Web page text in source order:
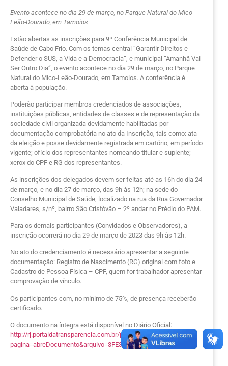
Evento acontece no dia 29 de março, no Parque Natural do Mico-
Leão-Dourado, em Tamoios
Estão abertas as inscrições para 9ª Conferência Municipal de
Saúde de Cabo Frio. Com os temas central “Garantir Direitos e
Defender o SUS, a Vida e a Democracia”, e municipal “Amanhã Vai
Ser Outro Dia”, o evento acontece no dia 29 de março, no Parque
Natural do Mico-Leão-Dourado, em Tamoios. A conferência é
aberta à população.
Poderão participar membros credenciados de associações,
instituições públicas, entidades de classes e de representação da
sociedade civil organizada devidamente habilitadas por
documentação comprobatória no ato da Inscrição, tais como: ata
da eleição e posse devidamente registrada em cartório, em período
vigente; ofício dos representantes nomeando titular e suplente;
xerox do CPF e RG dos representantes.
As inscrições dos delegados devem ser feitas até as 16h do dia 24
de março, e no dia 27 de março, das 9h às 12h; na sede do
Conselho Municipal de Saúde, localizado na rua da Rua Governador
Valadares, s/nº, bairro São Cristóvão – 2º andar no Prédio do PAM.
Para os demais participantes (Convidados e Observadores), a
inscrição ocorrerá no dia 29 de março de 2023 das 9h às 12h.
No ato do credenciamento é necessário apresentar a seguinte
documentação: Registro de Nascimento (RG) original com foto e
Cadastro de Pessoa Física – CPF, quem for trabalhador apresentar
comprovação de vínculo.
Os participantes com, no mínimo de 75%, de presença receberão
certificado.
O documento na íntegra está disponível no Diário Oficial:
http://rj.portaldatransparencia.com.br/prefeitura/cabofrio/?
pagina=abreDocumento&arquivo=3FE305598C49